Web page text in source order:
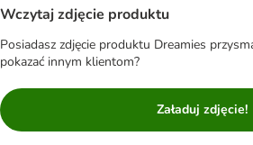
Wczytaj zdjęcie produktu
Posiadasz zdjęcie produktu Dreamies
pokazać innym klientom?
Załaduj zdjęcie!